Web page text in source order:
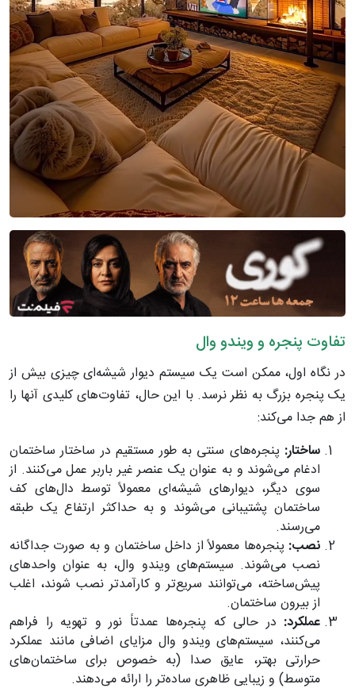
تفاوت پنجره و ویندو وال
در نگاه اول، ممکن است یک سیستم دیوار شیشه‌ای چیزی بیش از
یک پنجره بزرگ به نظر نرسد. با این حال، تفاوت‌های کلیدی آنها را
از هم جدا می‌کند:
ساختار: پنجره‌های سنتی به طور مستقیم در ساختار ساختمان
ادغام می‌شوند و به عنوان یک عنصر غیر باربر عمل می‌کنند. از
سوی دیگر، دیوارهای شیشه‌ای معمولاً توسط دال‌های کف
ساختمان پشتیبانی می‌شوند و به حداکثر ارتفاع یک طبقه
می‌رسند.
نصب: پنجره‌ها معمولاً از داخل ساختمان و به صورت جداگانه
نصب می‌شوند. سیستم‌های ویندو وال، به عنوان واحدهای
پیش‌ساخته، می‌توانند سریع‌تر و کارآمدتر نصب شوند، اغلب
از بیرون ساختمان.
عملکرد: در حالی که پنجره‌ها عمدتاً نور و تهویه را فراهم
می‌کنند، سیستم‌های ویندو وال مزایای اضافی مانند عملکرد
حرارتی بهتر، عایق صدا (به خصوص برای ساختمان‌های
متوسط) و زیبایی ظاهری ساده‌تر را ارائه می‌دهند.